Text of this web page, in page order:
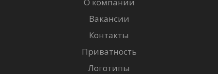
Вакансии
Контакты
Приватность
Логотипы